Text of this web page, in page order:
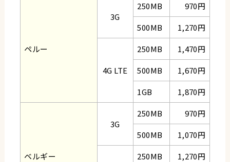
ペルー
3G
250MB
970円
500MB
1,270円
4G LTE
250MB
1,470円
500MB
1,670円
1GB
1,870円
ベルギー
3G
250MB
970円
500MB
1,070円
250MB
1,270円